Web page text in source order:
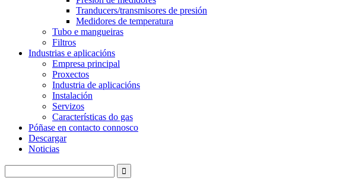
Tranducers/transmisores de presión
Medidores de temperatura
Tubo e mangueiras
Filtros
Industrias e aplicacións
Empresa principal
Proxectos
Industria de aplicacións
Instalación
Servizos
Características do gas
Póñase en contacto connosco
Descargar
Noticias